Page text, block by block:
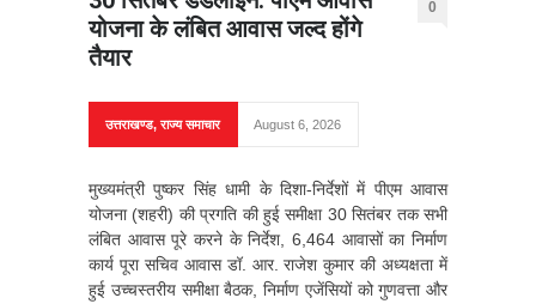
योजना के लंबित आवास जल्द होंगे
तैयार
0
उत्तराखण्ड,राज्य समाचार August 6, 2026
मुख्यमंत्री पुष्कर सिंह धामी के दिशा-निर्देशों में पीएम आवास
योजना (शहरी) की प्रगति की हुई समीक्षा 30 सितंबर तक सभी
लंबित आवास पूरे करने के निर्देश, 6,464 आवासों का निर्माण
कार्य पूरा सचिव आवास डॉ. आर. राजेश कुमार की अध्यक्षता में
हुई उच्चस्तरीय समीक्षा बैठक, निर्माण एजेंसियों को गुणवत्ता और